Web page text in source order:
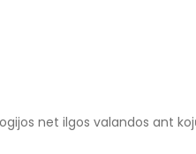
net ilgos valandos ant